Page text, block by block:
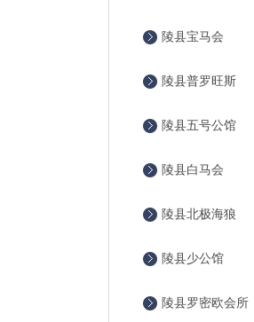
陵县宝马会
陵县普罗旺斯
陵县五号公馆
陵县白马会
陵县北极海狼
陵县少公馆
陵县罗密欧会所